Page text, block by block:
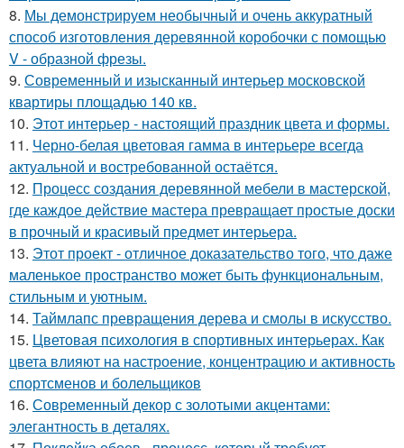
8. Мы демонстрируем необычный и очень аккуратный
способ изготовления деревянной коробочки с помощью
V - образной фрезы.
9. Современный и изысканный интерьер московской
квартиры площадью 140 кв.
10. Этот интерьер - настоящий праздник цвета и формы.
11. Черно-белая цветовая гамма в интерьере всегда
актуальной и востребованной остаётся.
12. Процесс создания деревянной мебели в мастерской,
где каждое действие мастера превращает простые доски
в прочный и красивый предмет интерьера.
13. Этот проект - отличное доказательство того, что даже
маленькое пространство может быть функциональным,
стильным и уютным.
14. Таймлапс превращения дерева и смолы в искусство.
15. Цветовая психология в спортивных интерьерах. Как
цвета влияют на настроение, концентрацию и активность
спортсменов и болельщиков
16. Современный декор с золотыми акцентами:
элегантность в деталях.